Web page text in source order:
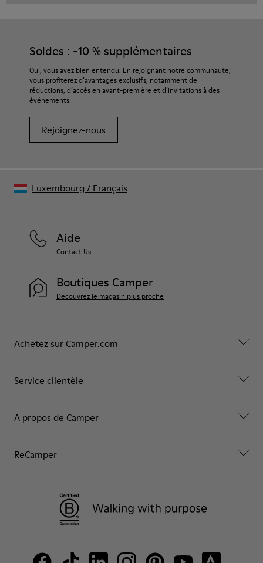
Soldes : -10 % supplémentaires
Oui, vous avez bien entendu. En rejoignant notre communauté,
vous profiterez d’avantages exclusifs, notamment de
réductions, d’accès en avant-première et d’invitations à des
événements.
Rejoignez-nous
Achetez sur Camper.com
Service clientèle
A propos de Camper
ReCamper
Aide
Contact Us
Boutiques Camper
Découvrez le magasin plus proche
Luxembourg / Français